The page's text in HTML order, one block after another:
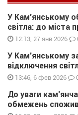
У Кам’янському
світла: до міста
12:13, 27 янв 2026
У Кам’янському
відключення
13:46, 6 фев 2026
До уваги
обмежень